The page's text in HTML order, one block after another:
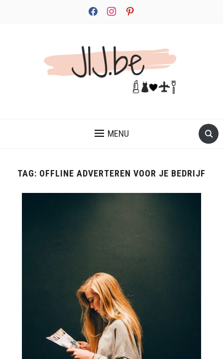
facebookinstagrampinterest
MENU
TAG: OFFLINE ADVERTEREN VOOR JE BEDRIJF